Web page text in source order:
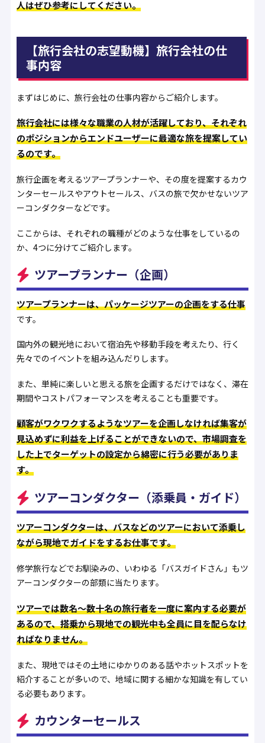
人はぜひ参考にしてください。
【旅行会社の志望動機】旅行会社の仕
事内容
まずはじめに、旅行会社の仕事内容からご紹介します。
旅行会社には様々な職業の人材が活躍しており、それぞれ
のポジションからエンドユーザーに最適な旅を提案してい
るのです。
旅行企画を考えるツアープランナーや、その度を提案するカウ
ンターセールスやアウトセールス、バスの旅で欠かせないツア
ーコンダクターなどです。
ここからは、それぞれの職種がどのような仕事をしているの
か、4つに分けてご紹介します。
ツアープランナー（企画）
ツアープランナーは、パッケージツアーの企画をする仕事
です。
国内外の観光地において宿泊先や移動手段を考えたり、行く
先々でのイベントを組み込んだりします。
また、単純に楽しいと思える旅を企画するだけではなく、滞在
期間やコストパフォーマンスを考えることも重要です。
顧客がワクワクするようなツアーを企画しなければ集客が
見込めずに利益を上げることができないので、市場調査を
した上でターゲットの設定から綿密に行う必要がありま
す。
ツアーコンダクター（添乗員・ガイド）
ツアーコンダクターは、バスなどのツアーにおいて添乗し
ながら現地でガイドをするお仕事です。
修学旅行などでお馴染みの、いわゆる「バスガイドさん」もツ
アーコンダクターの部類に当たります。
ツアーでは数名〜数十名の旅行者を一度に案内する必要が
あるので、搭乗から現地での観光中も全員に目を配らなけ
ればなりません。
また、現地ではその土地にゆかりのある話やホットスポットを
紹介することが多いので、地域に関する細かな知識を有してい
る必要もあります。
カウンターセールス